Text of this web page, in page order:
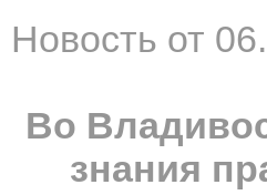
Новость от
Во
знания